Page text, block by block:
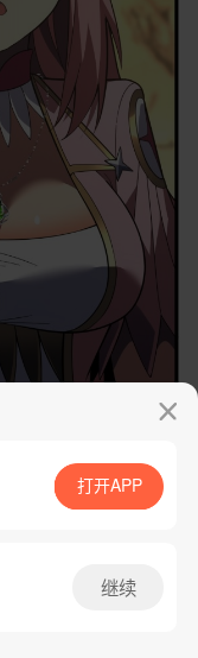
App免费看
打开APP
继续